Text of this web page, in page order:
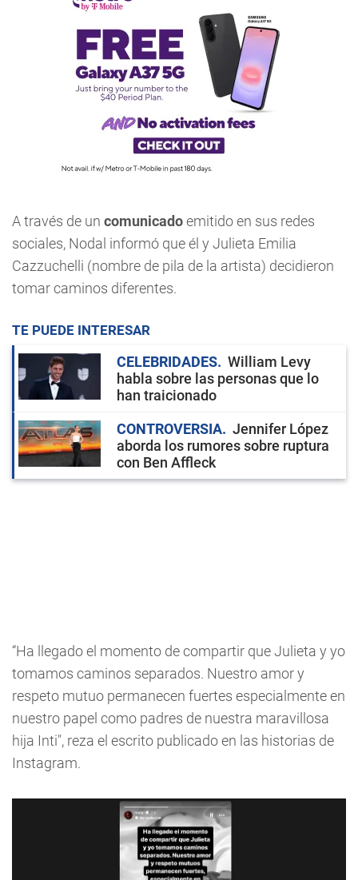
A través de un comunicadoemitido en sus redes
sociales, Nodal informó que él y Julieta Emilia
Cazzuchelli (nombre de pila de la artista) decidieron
tomar caminos diferentes.
TE PUEDE INTERESAR
CELEBRIDADES
William Levy
habla sobre las personas que lo
han traicionado
CONTROVERSIA
Jennifer López
aborda los rumores sobre ruptura
con Ben Affleck
“Ha llegado el momento de compartir que Julieta y yo
tomamos caminos separados. Nuestro amor y
respeto mutuo permanecen fuertes especialmente en
nuestro papel como padres de nuestra maravillosa
hija Inti", reza el escrito publicado en las historias de
Instagram.